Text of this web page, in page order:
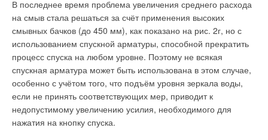
В последнее время проблема увеличения среднего расхода
на смыв стала решаться за счёт применения высоких
смывных бачков (до 450 мм), как показано на рис. 2г, но с
использованием спускной арматуры, способной прекратить
процесс спуска на любом уровне. Поэтому не всякая
спускная арматура может быть использована в этом случае,
особенно с учётом того, что подъём уровня зеркала воды,
если не принять соответствующих мер, приводит к
недопустимому увеличению усилия, необходимого для
нажатия на кнопку спуска.